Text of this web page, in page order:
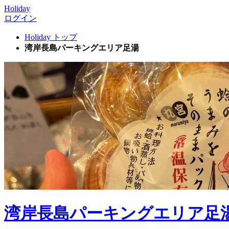
Holiday
ログイン
Holiday トップ
湾岸長島パーキングエリア足湯
湾岸長島パーキングエリア足